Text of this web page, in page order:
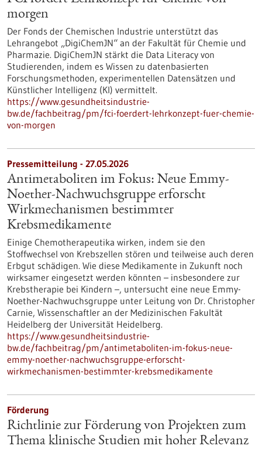
morgen
Der Fonds der Chemischen Industrie unterstützt das
Lehrangebot „DigiChemJN“ an der Fakultät für Chemie und
Pharmazie. DigiChemJN stärkt die Data Literacy von
Studierenden, indem es Wissen zu datenbasierten
Forschungsmethoden, experimentellen Datensätzen und
Künstlicher Intelligenz (KI) vermittelt.
https://www.gesundheitsindustrie-
bw.de/fachbeitrag/pm/fci-foerdert-lehrkonzept-fuer-chemie-
von-morgen
Pressemitteilung - 27.05.2026
Antimetaboliten im Fokus: Neue Emmy-
Noether-Nachwuchsgruppe erforscht
Wirkmechanismen bestimmter
Krebsmedikamente
Einige Chemotherapeutika wirken, indem sie den
Stoffwechsel von Krebszellen stören und teilweise auch deren
Erbgut schädigen. Wie diese Medikamente in Zukunft noch
wirksamer eingesetzt werden könnten – insbesondere zur
Krebstherapie bei Kindern –, untersucht eine neue Emmy-
Noether-Nachwuchsgruppe unter Leitung von Dr. Christopher
Carnie, Wissenschaftler an der Medizinischen Fakultät
Heidelberg der Universität Heidelberg.
https://www.gesundheitsindustrie-
bw.de/fachbeitrag/pm/antimetaboliten-im-fokus-neue-
emmy-noether-nachwuchsgruppe-erforscht-
wirkmechanismen-bestimmter-krebsmedikamente
Förderung
Richtlinie zur Förderung von Projekten zum
Thema klinische Studien mit hoher Relevanz